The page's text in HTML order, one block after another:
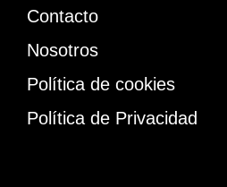
Contacto
Nosotros
Política de cookies
Política de Privacidad